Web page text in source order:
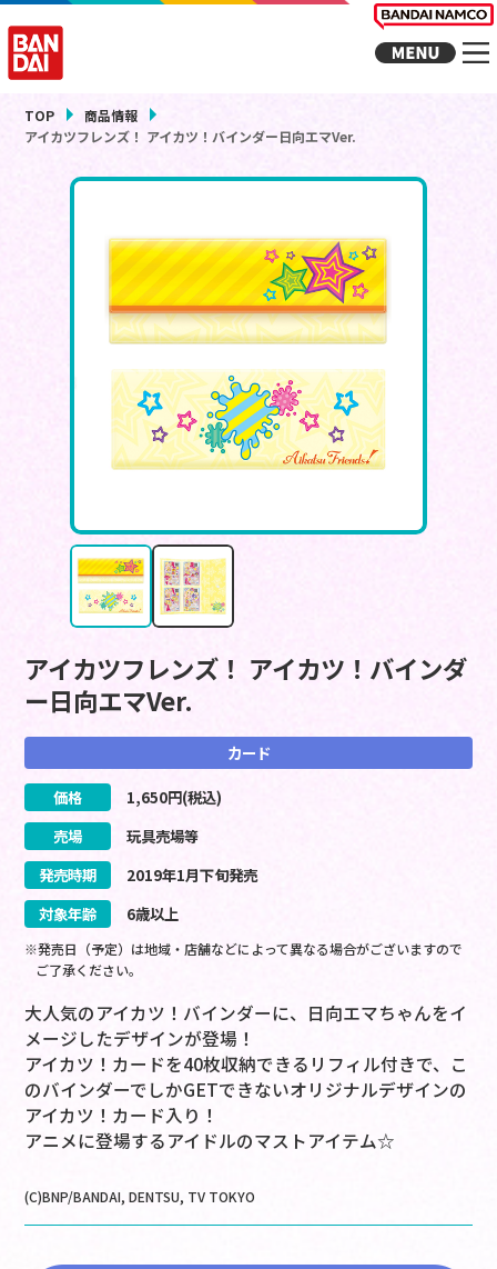
TOP
商品情報
アイカツフレンズ！ アイカツ！バインダー日向エマVer.
アイカツフレンズ！ アイカツ！バインダ
ー日向エマVer.
カード
価格 1,650円(税込)
売場
玩具売場等
発売時期
2019年1月下旬発売
対象年齢
6歳以上
※発売日（予定）は地域・店舗などによって異なる場合がございますので
ご了承ください。
大人気のアイカツ！バインダーに、日向エマちゃんをイ
メージしたデザインが登場！
アイカツ！カードを40枚収納できるリフィル付きで、こ
のバインダーでしかGETできないオリジナルデザインの
アイカツ！カード入り！
アニメに登場するアイドルのマストアイテム☆
(C)BNP/BANDAI, DENTSU, TV TOKYO